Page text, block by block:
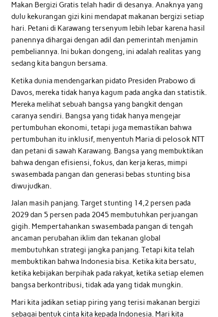
Makan Bergizi Gratis telah hadir di desanya. Anaknya yang
dulu kekurangan gizi kini mendapat makanan bergizi setiap
hari. Petani di Karawang tersenyum lebih lebar karena hasil
panennya dihargai dengan adil dan pemerintah menjamin
pembeliannya. Ini bukan dongeng, ini adalah realitas yang
sedang kita bangun bersama.
Ketika dunia mendengarkan pidato Presiden Prabowo di
Davos, mereka tidak hanya kagum pada angka dan statistik.
Mereka melihat sebuah bangsa yang bangkit dengan
caranya sendiri. Bangsa yang tidak hanya mengejar
pertumbuhan ekonomi, tetapi juga memastikan bahwa
pertumbuhan itu inklusif, menyentuh Maria di pelosok NTT
dan petani di sawah Karawang. Bangsa yang membuktikan
bahwa dengan efisiensi, fokus, dan kerja keras, mimpi
swasembada pangan dan generasi bebas stunting bisa
diwujudkan.
Jalan masih panjang. Target stunting 14,2 persen pada
2029 dan 5 persen pada 2045 membutuhkan perjuangan
gigih. Mempertahankan swasembada pangan di tengah
ancaman perubahan iklim dan tekanan global
membutuhkan strategi jangka panjang. Tetapi kita telah
membuktikan bahwa Indonesia bisa. Ketika kita bersatu,
ketika kebijakan berpihak pada rakyat, ketika setiap elemen
bangsa berkontribusi, tidak ada yang tidak mungkin.
Mari kita jadikan setiap piring yang terisi makanan bergizi
sebagai bentuk cinta kita kepada Indonesia. Mari kita